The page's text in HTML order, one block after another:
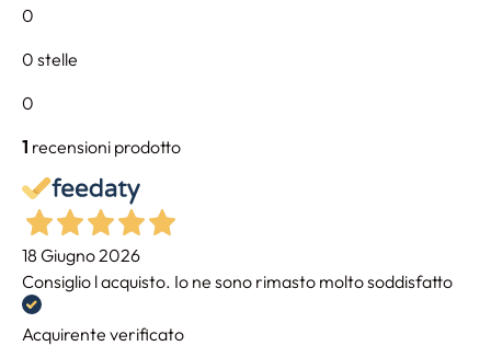
0
0 stelle
0
1 recensioni prodotto
18 Giugno 2026
Consiglio l acquisto. Io ne sono rimasto molto soddisfatto
Acquirente verificato